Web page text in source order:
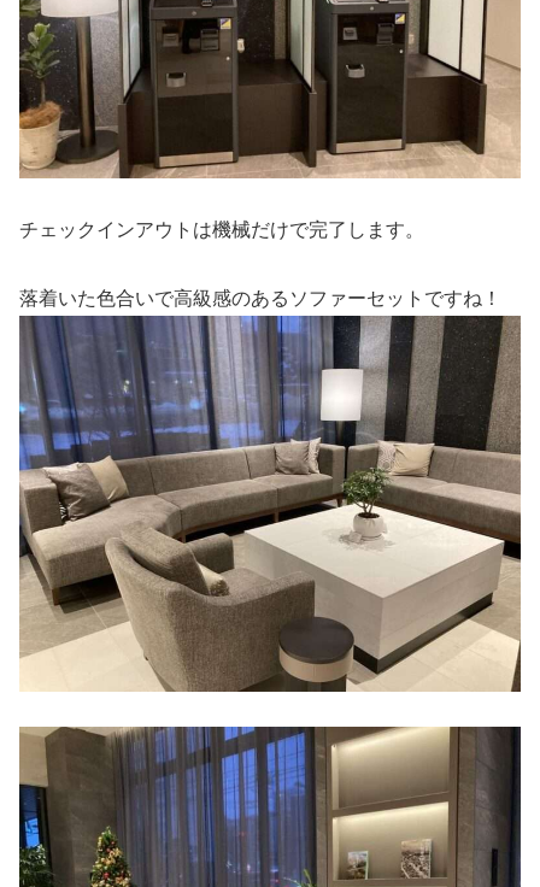
チェックインアウトは機械だけで完了します。
落着いた色合いで高級感のあるソファーセットですね！